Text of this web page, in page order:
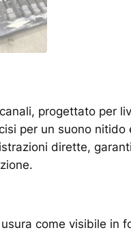
progettato per
per un suono
dirette,
come visibile in